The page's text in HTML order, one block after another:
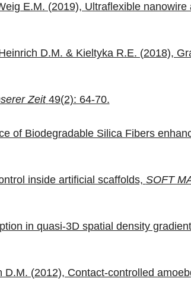
E.M. (2019), Ultraflexible nanowire
D.M. & Kieltyka R.E. (2018),
Zeit 49(2): 64-70.
of Biodegradable Silica Fibers
inside artificial scaffolds, SOFT
in quasi-3D spatial density
(2012), Contact-controlled